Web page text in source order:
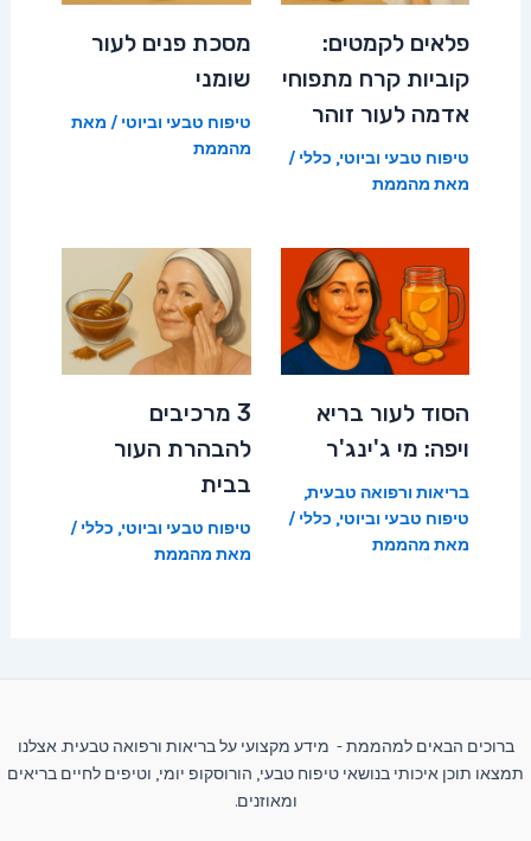
פלאים לקמטים:
קוביות קרח מתפוחי
אדמה לעור זוהר
טיפוח טבעי וביוטי, כללי /
מאת מהממת
מסכת פנים לעור
שומני
טיפוח טבעי וביוטי / מאת
מהממת
הסוד לעור בריא
ויפה: מי ג'ינג'ר
בריאות ורפואה טבעית,
טיפוח טבעי וביוטי, כללי /
מאת מהממת
3 מרכיבים
להבהרת העור
בבית
טיפוח טבעי וביוטי, כללי /
מאת מהממת
ברוכים הבאים למהממת - מידע מקצועי על בריאות ורפואה טבעית. אצלנו
תמצאו תוכן איכותי בנושאי טיפוח טבעי, הורוסקופ יומי, וטיפים לחיים בריאים
ומאוזנים.